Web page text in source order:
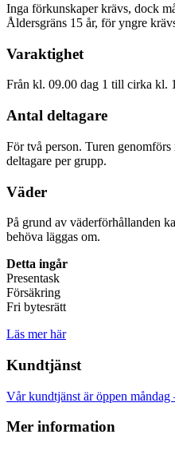
Inga förkunskaper krävs, dock
Åldersgräns 15 år, för yngre
Varaktighet
Från kl. 09.00 dag 1 till cirka kl.
Antal deltagare
För två person. Turen
deltagare per grupp.
Väder
På grund av väderförhållanden
behöva läggas om.
Detta ingår
Presentask
Försäkring
Fri bytesrätt
Läs mer här
Kundtjänst
Vår kundtjänst är öppen måndag
Mer information